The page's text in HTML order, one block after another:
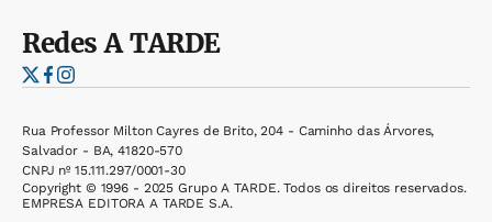
RedesA TARDE
Rua Professor Milton Cayres de Brito, 204 - Caminho das Árvores,
Salvador - BA, 41820-570
CNPJ nº 15.111.297/0001-30
Copyright © 1996 - 2025 Grupo A TARDE. Todos os direitos reservados.
EMPRESA EDITORA A TARDE S.A.